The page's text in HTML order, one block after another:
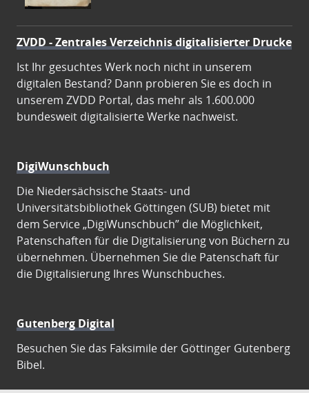
ZVDD - Zentrales Verzeichnis digitalisierter Drucke
Ist Ihr gesuchtes Werk noch nicht in unserem
digitalen Bestand? Dann probieren Sie es doch in
unserem ZVDD Portal, das mehr als 1.600.000
bundesweit digitalisierte Werke nachweist.
DigiWunschbuch
Die Niedersächsische Staats- und
Universitätsbibliothek Göttingen (SUB) bietet mit
dem Service „DigiWunschbuch” die Möglichkeit,
Patenschaften für die Digitalisierung von Büchern zu
übernehmen. Übernehmen Sie die Patenschaft für
die Digitalisierung Ihres Wunschbuches.
Gutenberg Digital
Besuchen Sie das Faksimile der Göttinger Gutenberg
Bibel.